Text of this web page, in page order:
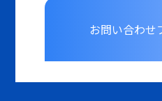
お問い合わせ